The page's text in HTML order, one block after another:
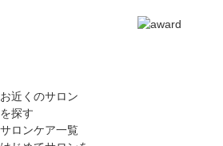
お近くのサロン
を探す
サロンケア一覧